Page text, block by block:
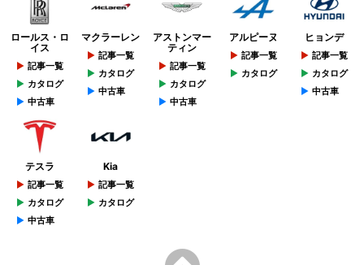
ロールス・ロ
イス
記事一覧
カタログ
中古車
マクラーレン
記事一覧
カタログ
中古車
アストンマー
ティン
記事一覧
カタログ
中古車
アルピーヌ
記事一覧
カタログ
ヒョンデ
記事一覧
カタログ
中古車
テスラ
記事一覧
カタログ
中古車
Kia
記事一覧
カタログ